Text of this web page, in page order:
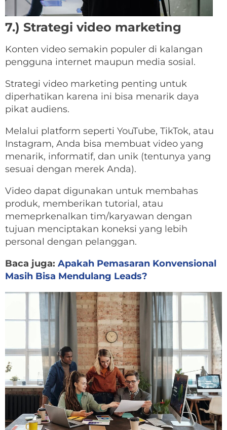
7.) Strategi video marketing
Konten video semakin populer di kalangan
pengguna internet maupun media sosial.
Strategi video marketing penting untuk
diperhatikan karena ini bisa menarik daya
pikat audiens.
Melalui platform seperti YouTube, TikTok, atau
Instagram, Anda bisa membuat video yang
menarik, informatif, dan unik (tentunya yang
sesuai dengan merek Anda).
Video dapat digunakan untuk membahas
produk, memberikan tutorial, atau
memeprkenalkan tim/karyawan dengan
tujuan menciptakan koneksi yang lebih
personal dengan pelanggan.
Baca juga: Apakah Pemasaran Konvensional
Masih Bisa Mendulang Leads?